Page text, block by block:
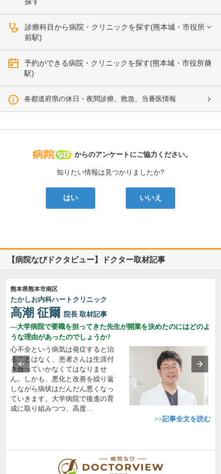
診療科目から病院・クリニックを探す(熊本城・市役所
前駅)
予約ができる病院・クリニックを探す(熊本城・市役所前
駅)
各都道府県の休日・夜間診療、救急、当番医情報
病院なび
からのアンケートにご協力ください。
知りたい情報は見つかりましたか?
はい いいえ
【病院なびドクタビュー】ドクター取材記事
熊本県熊本市南区
たかしお内科ハートクリニック
高潮 征爾 院長 取材記事
大学病院で要職を担ってきた先生が開業を決めたのにはどのよ
うな理由があったのでしょうか?
心不全という病気は発症すると治
ることはなく、患者さんは生涯付
き合っていかなくてはなりませ
ん。しかも、悪化と改善を繰り返
しながら病状はだんだん悪くなっ
ていきます。大学病院で後進の育
成に取り組みつつ、高度…
>>記事全文を読む